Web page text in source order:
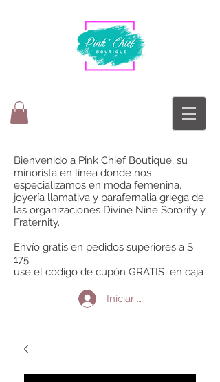
Bienvenido a Pink Chief Boutique, su
minorista en línea donde nos
especializamos en moda femenina,
joyería llamativa y parafernalia griega de
las organizaciones Divine Nine Sorority y
Fraternity.
Envío gratis en pedidos superiores a $
175
use el código de cupón GRATIS en caja
Iniciar sesión